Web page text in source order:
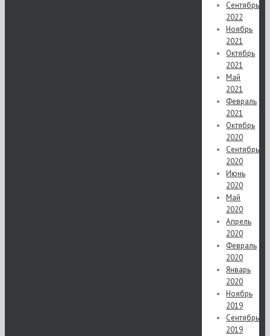
Сентябрь
2022
Ноябрь
2021
Октябрь
2021
Май
2021
Февраль
2021
Октябрь
2020
Сентябрь
2020
Июнь
2020
Май
2020
Апрель
2020
Февраль
2020
Январь
2020
Ноябрь
2019
Сентябрь
2019